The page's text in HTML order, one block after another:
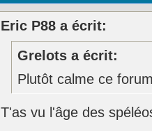
Eric P88 a écrit:
Grelots a écrit:
Plutôt calme ce
T'as vu l'âge des